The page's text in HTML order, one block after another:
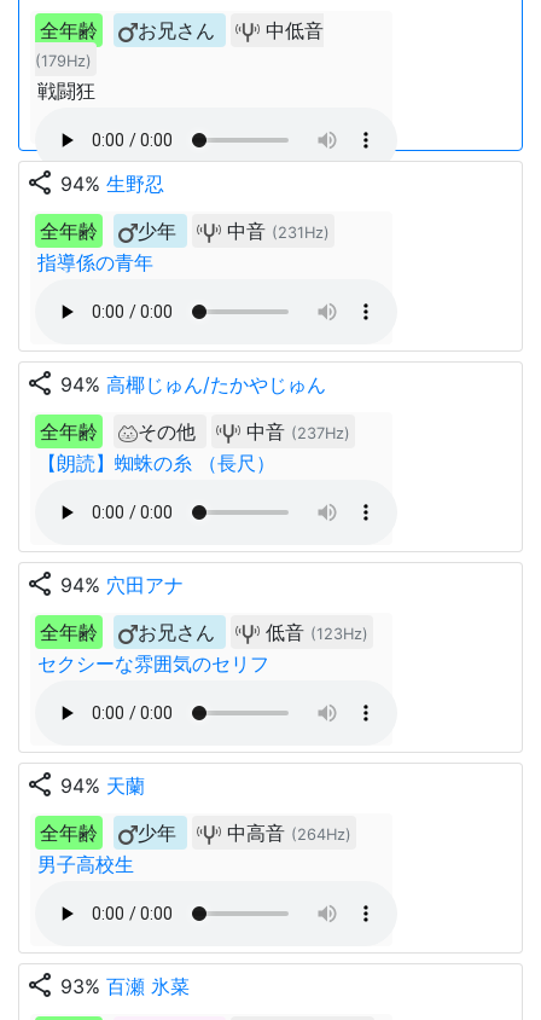
全年齢
お兄さん 中低音
(179Hz)
戦闘狂
share 94% 生野忍
全年齢
少年 中音 (231Hz)
指導係の青年
share 94% 高椰じゅん/たかやじゅん
全年齢
その他 中音 (237Hz)
【朗読】蜘蛛の糸 （長尺）
share 94% 穴田アナ
全年齢
お兄さん 低音 (123Hz)
セクシーな雰囲気のセリフ
share 94% 天蘭
全年齢
少年 中高音 (264Hz)
男子高校生
share 93% 百瀬 氷菜